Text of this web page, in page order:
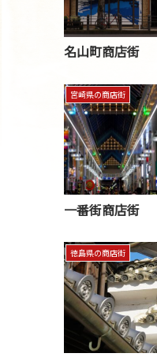
名山町商店街
宮崎県の商店街
一番街商店街
徳島県の商店街